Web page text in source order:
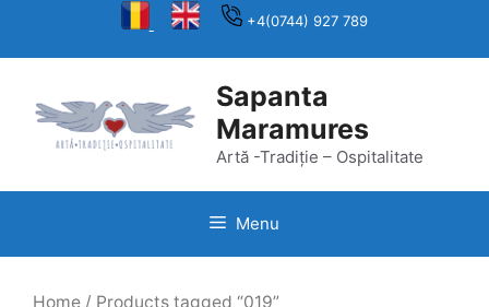
+4(0744) 927 789
Sapanta
Maramures
Artă -Tradiție – Ospitalitate
Menu
Home / Products tagged “019”